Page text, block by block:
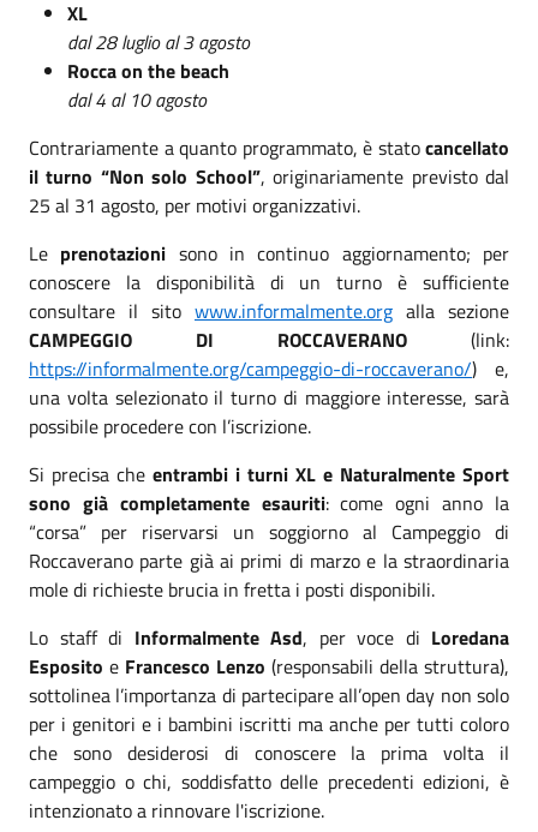
XL
dal 28 luglio al 3 agosto
Rocca on the beach
dal 4 al 10 agosto
Contrariamente a quanto programmato, è statocancellato
il turno “Non solo School”, originariamente previsto dal
25 al 31 agosto, per motivi organizzativi.
Le prenotazioni sono in continuo aggiornamento; per
conoscere la disponibilità di un turno è sufficiente
consultare il sito www.informalmente.org alla sezione
CAMPEGGIO DI ROCCAVERANO (link:
https://informalmente.org/campeggio-di-roccaverano/) e,
una volta selezionato il turno di maggiore interesse, sarà
possibile procedere con l’iscrizione.
Si precisa che entrambi i turni XL e Naturalmente Sport
sono già completamente esauriti: come ogni anno la
“corsa” per riservarsi un soggiorno al Campeggio di
Roccaverano parte già ai primi di marzo e la straordinaria
mole di richieste brucia in fretta i posti disponibili.
Lo staff di Informalmente Asd, per voce di Loredana
Esposito e Francesco Lenzo (responsabili della struttura),
sottolinea l’importanza di partecipare all’open day non solo
per i genitori e i bambini iscritti ma anche per tutti coloro
che sono desiderosi di conoscere la prima volta il
campeggio o chi, soddisfatto delle precedenti edizioni, è
intenzionato a rinnovare l'iscrizione.